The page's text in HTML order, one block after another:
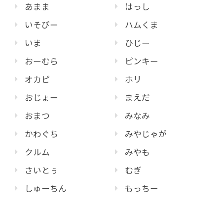
あまま
いそぴー
いま
おーむら
オカピ
おじょー
おまつ
かわぐち
クルム
さいとぅ
しゅーちん
はっし
ハムくま
ひじー
ピンキー
ホリ
まえだ
みなみ
みやじゃが
みやも
むぎ
もっちー